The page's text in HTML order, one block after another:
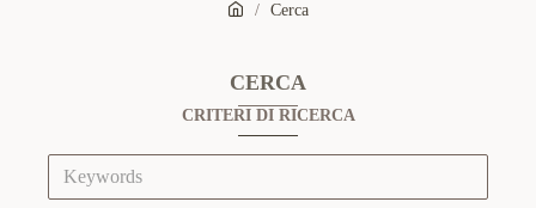
Cerca
CERCA
CRITERI DI RICERCA